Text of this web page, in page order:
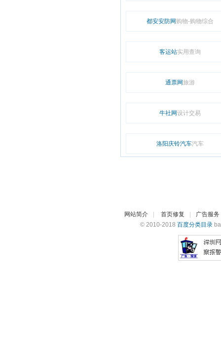
都安安防网 购物-购物综合
客运站实用查询
通票网旅游
牛社网设计交易
洛阳庆铃汽车汽车
网站简介 首页修复
广告服务
© 2010-2018 百度分类目录